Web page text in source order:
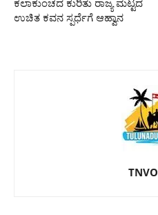
ಕಲಾಕುಂಚದ ಕುರಿತು ರಾಜ್ಯ ಮಟ್ಟದ
ಉಚಿತ ಕವನ ಸ್ಪರ್ಧೆಗೆ ಆಹ್ವಾನ